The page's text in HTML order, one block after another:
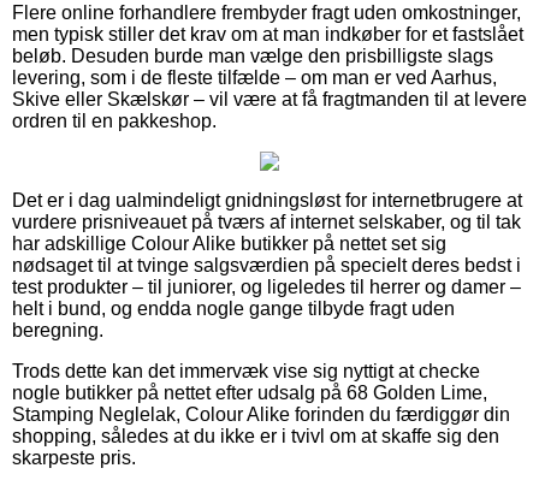
Flere online forhandlere frembyder fragt uden omkostninger,
men typisk stiller det krav om at man indkøber for et fastslået
beløb. Desuden burde man vælge den prisbilligste slags
levering, som i de fleste tilfælde – om man er ved Aarhus,
Skive eller Skælskør – vil være at få fragtmanden til at levere
ordren til en pakkeshop.
Det er i dag ualmindeligt gnidningsløst for internetbrugere at
vurdere prisniveauet på tværs af internet selskaber, og til tak
har adskillige Colour Alike butikker på nettet set sig
nødsaget til at tvinge salgsværdien på specielt deres bedst i
test produkter – til juniorer, og ligeledes til herrer og damer –
helt i bund, og endda nogle gange tilbyde fragt uden
beregning.
Trods dette kan det immervæk vise sig nyttigt at checke
nogle butikker på nettet efter udsalg på 68 Golden Lime,
Stamping Neglelak, Colour Alike forinden du færdiggør din
shopping, således at du ikke er i tvivl om at skaffe sig den
skarpeste pris.